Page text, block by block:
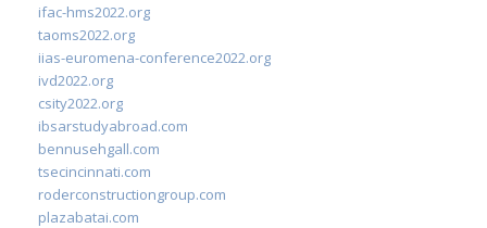
ifac-hms2022.org
taoms2022.org
iias-euromena-conference2022.org
ivd2022.org
csity2022.org
ibsarstudyabroad.com
bennusehgall.com
tsecincinnati.com
roderconstructiongroup.com
plazabatai.com